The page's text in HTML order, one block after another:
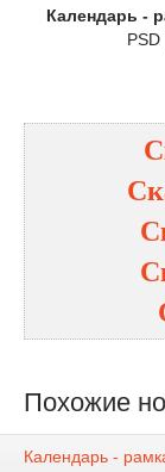
Календарь -
Похожие
Календарь -